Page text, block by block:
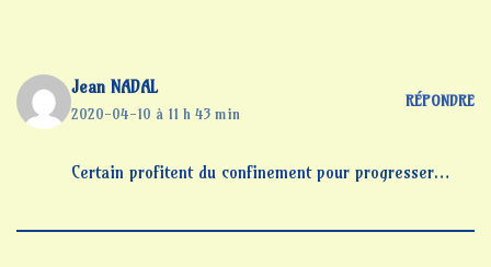
Jean NADAL
2020-04-10 à 11 h 43 min
RÉPONDRE
Certain profitent du confinement pour progresser…